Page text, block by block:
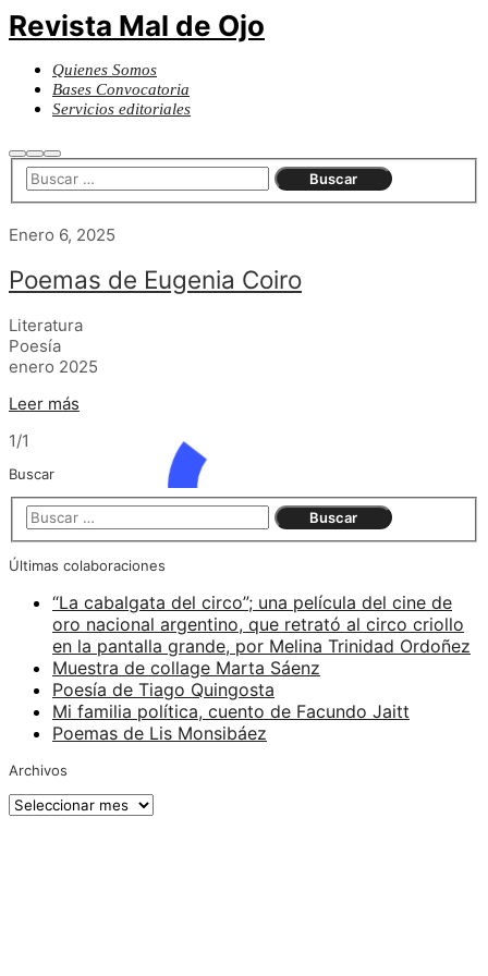
Revista Mal de Ojo
Quienes Somos
Bases Convocatoria
Servicios editoriales
Buscar
Más
información
Menú
principal
Enero 6, 2025
Poemas de Eugenia Coiro
Literatura
Poesía
enero 2025
Leer más
1/1
Buscar
Últimas colaboraciones
“La cabalgata del circo”; una película del cine de
oro nacional argentino, que retrató al circo criollo
en la pantalla grande, por Melina Trinidad Ordoñez
Muestra de collage Marta Sáenz
Poesía de Tiago Quingosta
Mi familia política, cuento de Facundo Jaitt
Poemas de Lis Monsibáez
Archivos
Archivos